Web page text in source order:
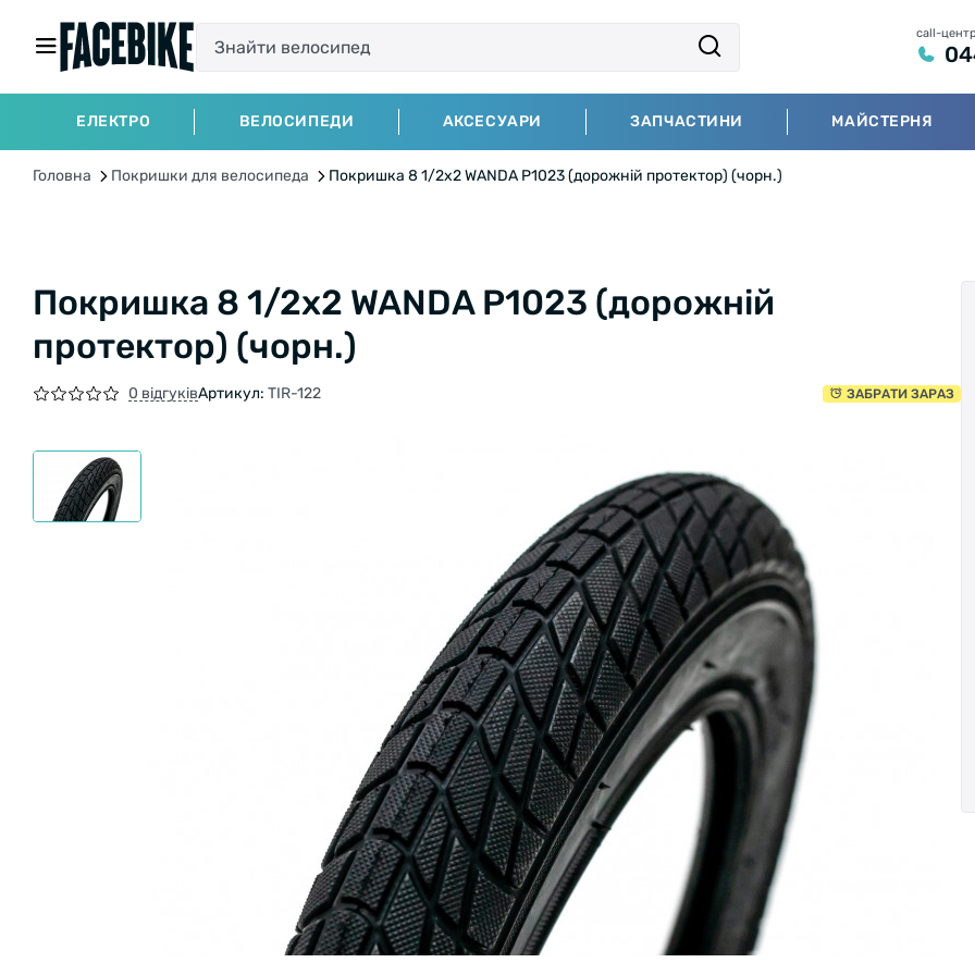
call-центр
ЕЛЕКТРО ВЕЛОСИПЕДИ АКСЕСУАРИ ЗАПЧАСТИНИ МАЙСТЕРНЯ
Головна Покришки для велосипеда Покришка 8 1/2x2 WANDA P1023 (дорожній протектор) (чорн.)
Покришка 8 1/2x2 WANDA P1023 (дорожній
протектор) (чорн.)
0 відгуківАртикул: TIR-122 ЗАБРАТИ ЗАРАЗ